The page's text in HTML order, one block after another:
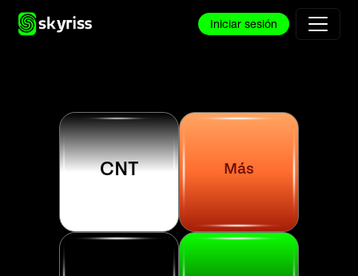
Iniciar sesión
CNT Más